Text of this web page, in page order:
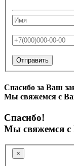
Отправить
Спасибо за Ваш
Мы свяжемся с
Спасибо!
Мы свяжемся с
×